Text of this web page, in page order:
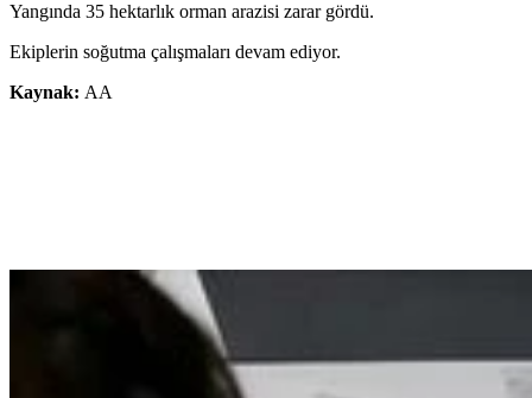
Yangında 35 hektarlık orman arazisi zarar gördü.
Ekiplerin soğutma çalışmaları devam ediyor.
Kaynak: AA